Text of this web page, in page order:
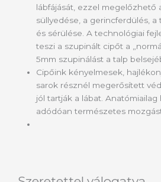
lábfájását, ezzel megelőzhető
süllyedése, a gerincferdülés,
és sérülése. A technológiai
teszi a szupinált cipőt a
5mm szupinálást a talp
Cipőink kényelmesek,
sarok résznél megerősített
jól tartják a lábat.
adódóan természetes